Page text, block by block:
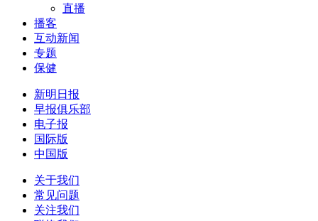
直播
播客
互动新闻
专题
保健
新明日报
早报俱乐部
电子报
国际版
中国版
关于我们
常见问题
关注我们